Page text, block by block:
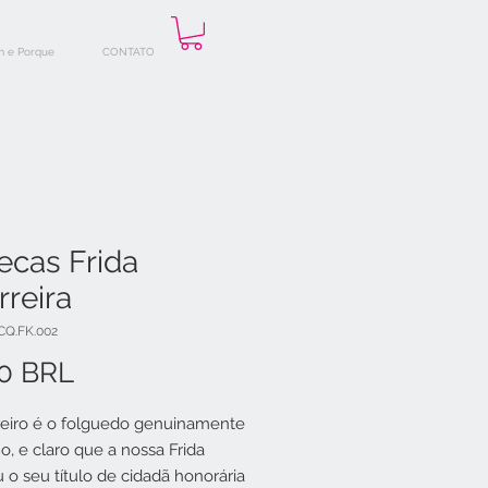
e Porque CONTATO
Frida
BRLPrecio
é o folguedo genuinamente
e claro que a nossa Frida
o seu título de cidadã honorária